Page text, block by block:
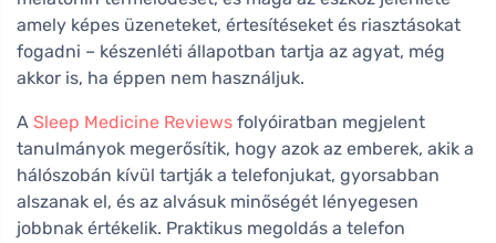
amely képes üzeneteket, értesítéseket és riasztásokat
fogadni – készenléti állapotban tartja az agyat, még
akkor is, ha éppen nem használjuk.
A Sleep Medicine Reviews folyóiratban megjelent
tanulmányok megerősítik, hogy azok az emberek, akik a
hálószobán kívül tartják a telefonjukat, gyorsabban
alszanak el, és az alvásuk minőségét lényegesen
jobbnak értékelik. Praktikus megoldás a telefon